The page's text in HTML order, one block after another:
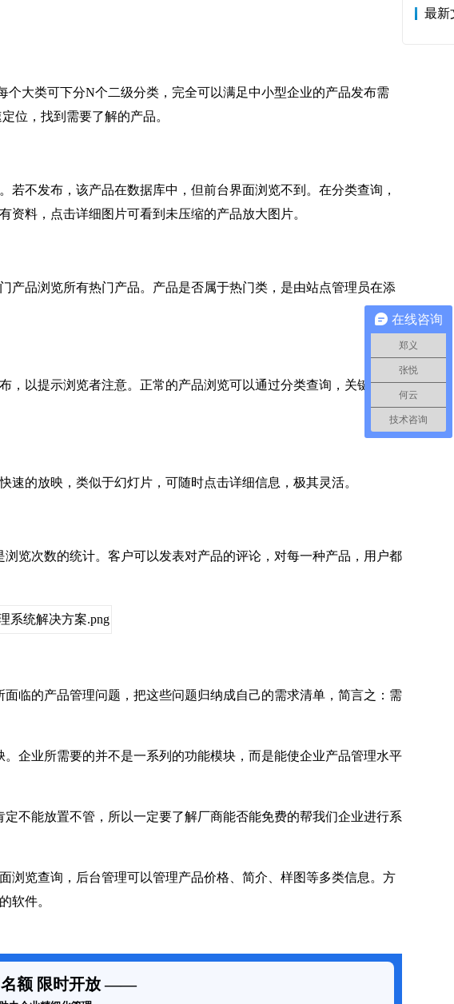
大类可下分N个二级分类，完全可以满足中小型企业的产品发布需
位，找到需要了解的产品。
不发布，该产品在数据库中，但前台界面浏览不到。在分类查询，
料，点击详细图片可看到未压缩的产品放大图片。
品浏览所有热门产品。产品是否属于热门类，是由站点管理员在添
以提示浏览者注意。正常的产品浏览可以通过分类查询，关键字查
的放映，类似于幻灯片，可随时点击详细信息，极其灵活。
次数的统计。客户可以发表对产品的评论，对每一种产品，用户都
的产品管理问题，把这些问题归纳成自己的需求清单，简言之：需
业所需要的并不是一系列的功能模块，而是能使企业产品管理水平
能放置不管，所以一定要了解厂商能否能免费的帮我们企业进行系
览查询，后台管理可以管理产品价格、简介、样图等多类信息。方
软件。
最新
在线咨询
郑义
张悦
何云
技术咨询